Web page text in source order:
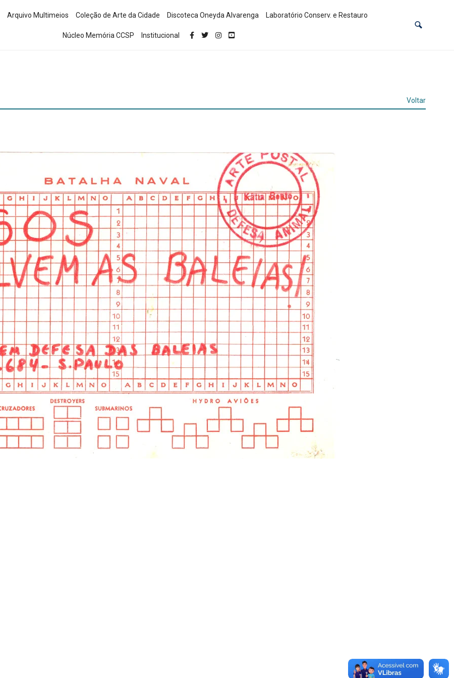
Arquivo Multimeios Coleção de Arte da Cidade Discoteca Oneyda Alvarenga Laboratório Conserv. e Restauro
Núcleo Memória CCSP Institucional
Voltar